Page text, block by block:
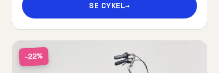
SE CYKEL→
-22%